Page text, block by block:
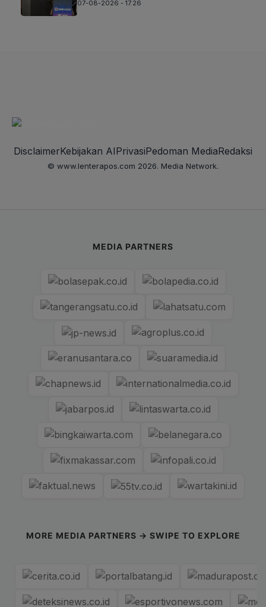
07-08-2026 - 17.26
DisclaimerKebijakan AIPrivasiPedoman MediaRedaksi
© www.lenterapos.com 2026. Media Network.
MEDIA PARTNERS
MORE MEDIA PARTNERS → SWIPE TO EXPLORE